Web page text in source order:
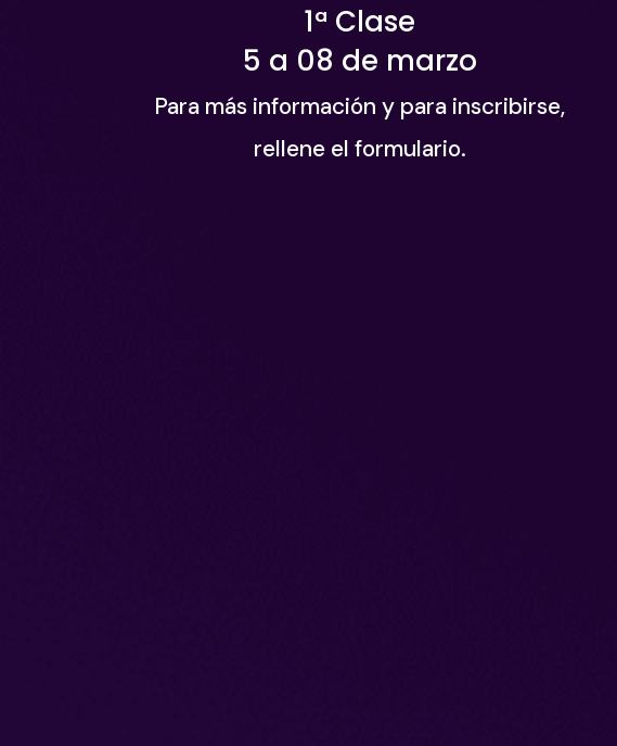
1ª Clase
5 a 08 de marzo
Para más información y para inscribirse,
rellene el formulario.